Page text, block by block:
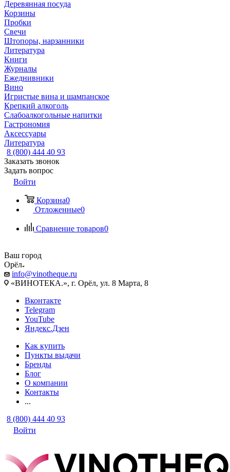
Деревянная посуда
Корзины
Пробки
Свечи
Штопоры, нарзанники
Литература
Книги
Журналы
Ежеднивники
Вино
Игристые вина и шампанское
Крепкий алкоголь
Слабоалкогольные напитки
Гастрономия
Аксессуары
Литература
8 (800) 444 40 93
Заказать звонок
Задать вопрос
Войти
Корзина0
Отложенные0
Сравнение товаров0
Ваш город
Орёл
info@vinotheque.ru
«ВИНОТЕКА.», г. Орёл, ул. 8 Марта, 8
Вконтакте
Telegram
YouTube
Яндекс.Дзен
Как купить
Пункты выдачи
Бренды
Блог
О компании
Контакты
...
8 (800) 444 40 93
Войти